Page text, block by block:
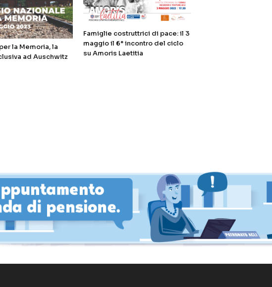
la Memoria, la
ad Auschwitz
Famiglie costruttrici di pace: il 3
maggio il 6° incontro del ciclo
su Amoris Laetitia